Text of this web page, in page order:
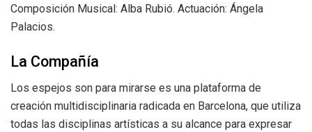
Composición Musical: Alba Rubió. Actuación: Ángela
Palacios.
La Compañía
Los espejos son para mirarse es una plataforma de
creación multidisciplinaria radicada en Barcelona, que utiliza
todas las disciplinas artísticas a su alcance para expresar